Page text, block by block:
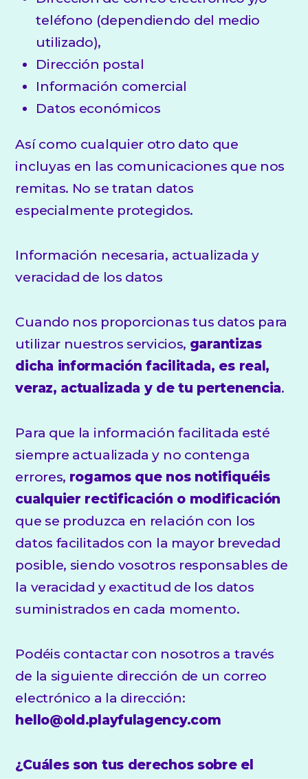
teléfono (dependiendo del medio
utilizado),
Dirección postal
Información comercial
Datos económicos
Así como cualquier otro dato que
incluyas en las comunicaciones que nos
remitas. No se tratan datos
especialmente protegidos.
Información necesaria, actualizada y
veracidad de los datos
Cuando nos proporcionas tus datos para
utilizar nuestros servicios, garantizas
dicha información facilitada, es real,
veraz, actualizada y de tu pertenencia.
Para que la información facilitada esté
siempre actualizada y no contenga
errores, rogamos que nos notifiquéis
cualquier rectificación o modificación
que se produzca en relación con los
datos facilitados con la mayor brevedad
posible, siendo vosotros responsables de
la veracidad y exactitud de los datos
suministrados en cada momento.
Podéis contactar con nosotros a través
de la siguiente dirección de un correo
electrónico a la dirección:
hello@old.playfulagency.com
¿Cuáles son tus derechos sobre el